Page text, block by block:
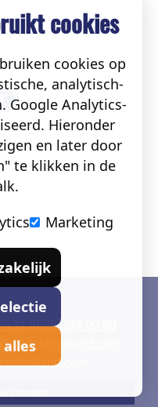
+31 (0)26 384 90 80
cookies
cookies op
analytisch-
Google Analytics-
Hieronder
en later door
te klikken in de
Marketing
alles